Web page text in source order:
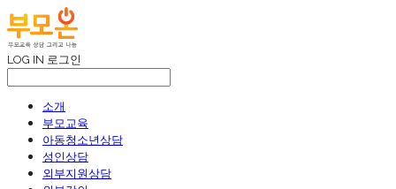
LOG IN 로그인
소개
부모교육
아동청소년상담
성인상담
외부지원상담